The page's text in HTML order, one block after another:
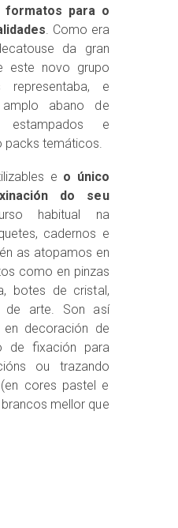
para o
. Como era
da gran
este novo grupo
representaba, e
abano de
estampados e
packs temáticos.
e o único
do seu
habitual na
cadernos e
as atopamos en
como en pinzas
botes de cristal,
de arte. Son así
en decoración de
de fixación para
ou trazando
cores pastel e
mellor que